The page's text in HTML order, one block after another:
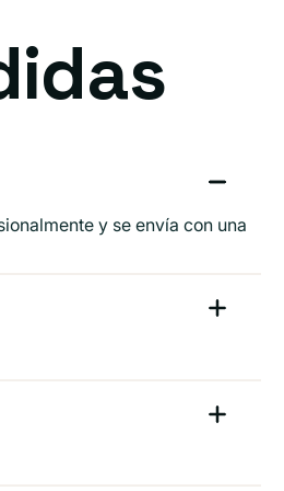
y se envía con una